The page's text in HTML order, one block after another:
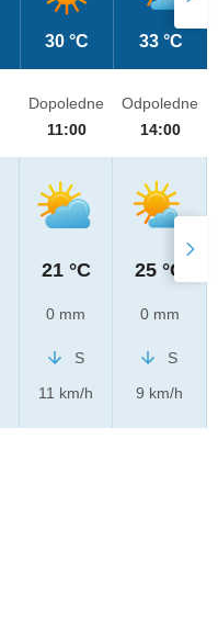
30 °C 33 °C
Dopoledne
11:00
21 °C
0 mm
S
11 km/h
Odpoledne
14:00
25 °C
0 mm
S
9 km/h